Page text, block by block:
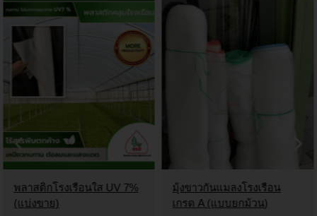
พลาสติกโรงเรือนใส UV 7%
(แบ่งขาย)
มุ้งขาวกันแมลงโรงเรือน
เกรด A (แบบยกม้วน)